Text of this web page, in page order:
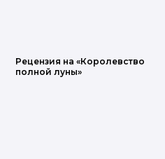
Рецензия на «Королевство
полной луны»